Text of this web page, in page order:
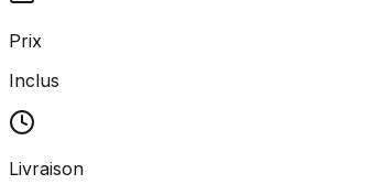
Prix
Inclus
Livraison